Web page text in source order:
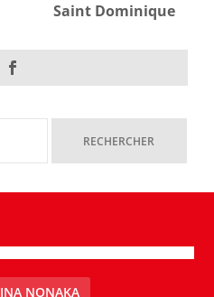
Saint Dominique
NONAKA